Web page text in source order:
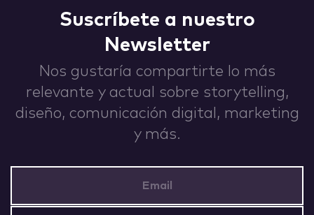
Suscríbete a nuestro
Newsletter
Nos gustaría compartirte lo más
relevante y actual sobre storytelling,
diseño, comunicación digital, marketing
y más.
ABOUT